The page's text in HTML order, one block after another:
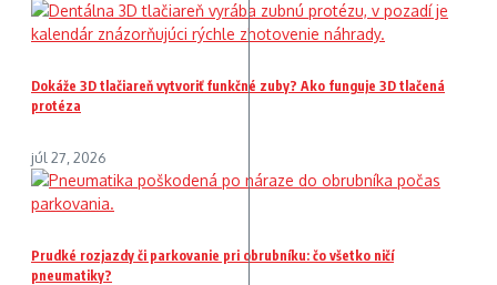
Dokáže 3D tlačiareň vytvoriť funkčné zuby? Ako funguje 3D tlačená
protéza
júl 27, 2026
Prudké rozjazdy či parkovanie pri obrubníku: čo všetko ničí
pneumatiky?